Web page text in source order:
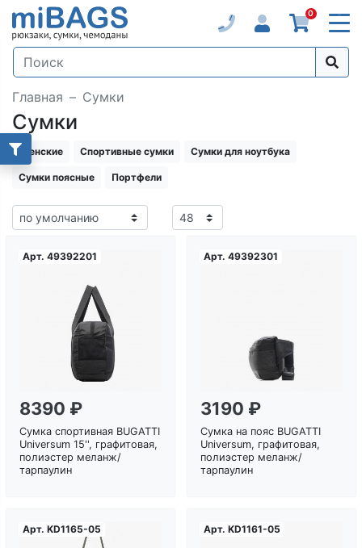
0
Главная Сумки
Сумки
Женские Спортивные сумки Сумки для ноутбука
Сумки поясные Портфели
Арт. 49392201
8390 ₽
Сумка спортивная BUGATTI
Universum 15'', графитовая,
полиэстер меланж/
тарпаулин
Арт. 49392301
3190 ₽
Сумка на пояс BUGATTI
Universum, графитовая,
полиэстер меланж/
тарпаулин
Арт. KD1165-05 Арт. KD1161-05